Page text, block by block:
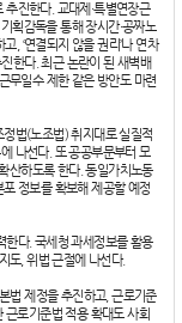
진한다. 교대제·특별연장근
획감독을 통해 장시간·공짜노
, ‘연결되지 않을 권리’나 연차
한다. 최근 논란이 된 새벽배
무일수 제한 같은 방안도 마련
법(노조법) 취지대로 실질적
나선다. 또 공공부문부터 모
산하도록 한다. 동일가치노동
정보를 확보해 제공할 예정
한다. 국세청 과세정보를 활용
도, 위법 근절에 나선다.
법 제정을 추진하고, 근로기준
로기준법 적용 확대도 사회